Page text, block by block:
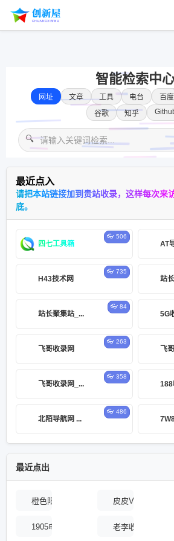
智能检索中
网址 文章 工具 电台 百度
谷歌 知乎
🔍
最近点入
请把本站链接加到贵站收录，这样每次来
底。
👓 506
四七工具箱 AT
👓 735
H43技术网 站
👓 84
站长聚集站_... 5G
👓 263
飞哥收录网 飞
👓 358
飞哥收录网_... 188
👓 486
北陌导航网 ...
最近点出
橙色阳光 皮皮VIP视频解
1905电影网 老李收录网